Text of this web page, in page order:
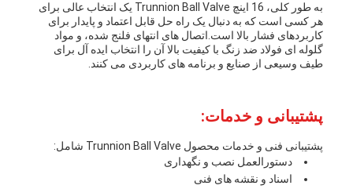
به طور کلی، 16 اینچ Trunnion Ball Valve یک انتخاب عالی برای
هر کسی است که به دنبال یک راه حل قابل اعتماد و پایدار برای
کاربردهای فشار بالا است.اتصال های انتهای فلنج شده، و مواد
گلوله ای فولاد ضد زنگ با کیفیت بالا آن را انتخاب ایده آل برای
طیف وسیعی از صنایع و برنامه های کاربردی می کنند.
پشتیبانی و خدمات:
پشتیبانی فنی و خدمات محصول Trunnion Ball Valve شامل:
دستورالعمل نصب و نگهداری
اسناد و نقشه های فنی